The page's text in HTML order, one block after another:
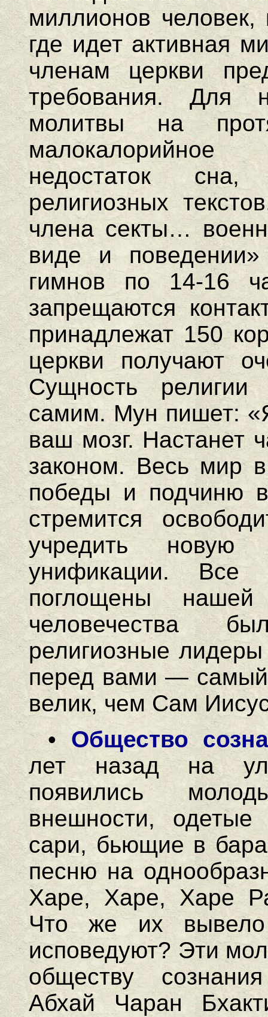
миллионов
где идет активная
членам церкви
требования. Для
молитвы на
малокалорийное
недостаток сна,
религиозных
члена секты…
виде и
гимнов по 14-16
запрещаются
принадлежат 150
церкви получают
Сущность
самим. Мун пишет:
ваш мозг. Настанет
законом. Весь мир
победы и подчиню
стремится
учредить
унификации. Все
поглощены
человечества
религиозные
перед вами — самый
велик, чем Сам
• Общество
лет назад на
появились
внешности,
сари, бьющие в
песню на
Харе, Харе, Харе
Что же их
исповедуют? Эти
обществу
Абхай Чаран